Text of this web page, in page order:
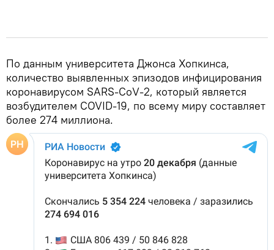
По данным университета Джонса Хопкинса,
количество выявленных эпизодов инфицирования
коронавирусом SARS-CoV-2, который является
возбудителем COVID-19, по всему миру составляет
более 274 миллиона.